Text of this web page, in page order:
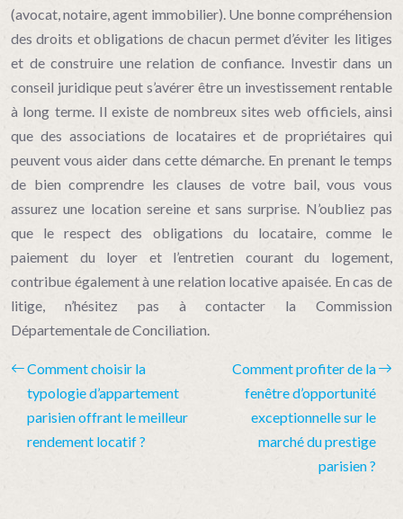
(avocat, notaire, agent immobilier). Une bonne compréhension
des droits et obligations de chacun permet d’éviter les litiges
et de construire une relation de confiance. Investir dans un
conseil juridique peut s’avérer être un investissement rentable
à long terme. Il existe de nombreux sites web officiels, ainsi
que des associations de locataires et de propriétaires qui
peuvent vous aider dans cette démarche. En prenant le temps
de bien comprendre les clauses de votre bail, vous vous
assurez une location sereine et sans surprise. N’oubliez pas
que le respect des obligations du locataire, comme le
paiement du loyer et l’entretien courant du logement,
contribue également à une relation locative apaisée. En cas de
litige, n’hésitez pas à contacter la Commission
Départementale de Conciliation.
Comment choisir la
typologie d’appartement
parisien offrant le meilleur
rendement locatif ?
Comment profiter de la
fenêtre d’opportunité
exceptionnelle sur le
marché du prestige
parisien ?